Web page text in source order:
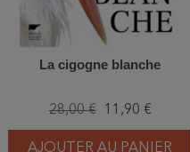
La cigogne blanche
28,00 € 11,90 €
AJOUTER AU PANIER